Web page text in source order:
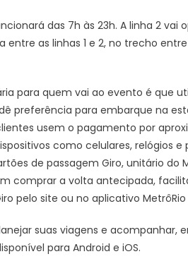
das 7h às 23h. A linha 2 vai
as linhas 1 e 2, no trecho
para quem vai ao evento é que
preferência para embarque na
usem o pagamento por
como celulares, relógios e
de passagem Giro, unitário do
comprar a volta antecipada,
pelo site ou no aplicativo
suas viagens e acompanhar,
para Android e iOS.